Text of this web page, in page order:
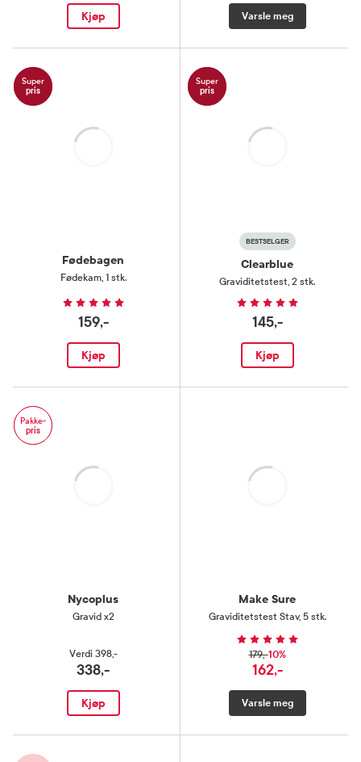
Kjøp Varsle meg
Super
pris
Fødebagen
Fødekam, 1 stk.
159,-
Kjøp
Super
pris
BESTSELGER
Clearblue
Graviditetstest, 2 stk.
145,-
Kjøp
Pakke-
pris
Nycoplus
Gravid x2
Verdi 398,-
338,-
Kjøp
Make Sure
Graviditetstest Stav, 5 stk.
179,-10%
162,-
Varsle meg